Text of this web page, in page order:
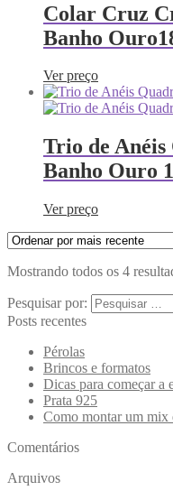
Colar Cruz
Banho
Ver preço
Trio de Anéis
Banho Ouro
Ver preço
Mostrando todos os 4
Pesquisar por:
Posts recentes
Pérolas
Brincos e formatos
Dicas para começar a
Prata 925
Como montar um mix
Comentários
Arquivos